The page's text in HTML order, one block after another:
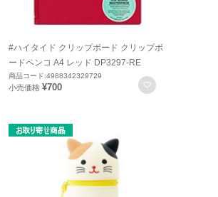
に入りに登録
#ハイタイド クリップボード クリップボ
ードペンコ A4 レッド DP3297-RE
商品コード:4988342329729
小売価格 ¥700